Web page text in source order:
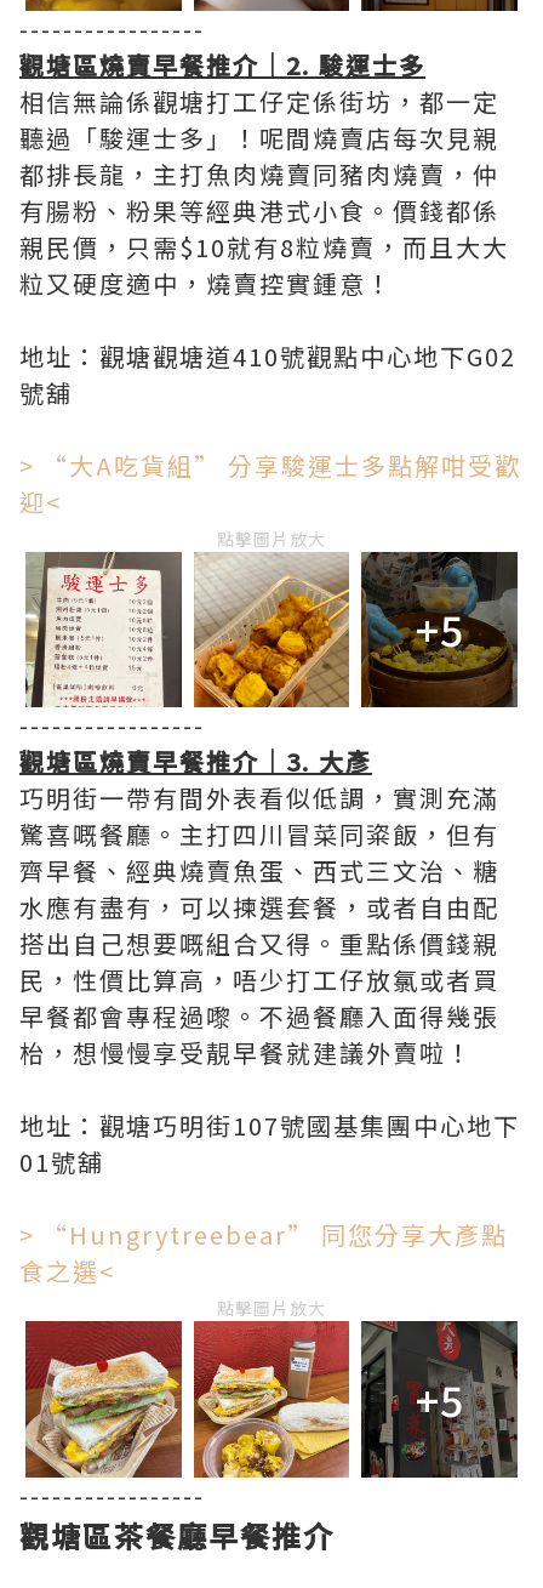
-----------------
觀塘區燒賣早餐推介｜2. 駿運士多
相信無論係觀塘打工仔定係街坊，都一定
聽過「駿運士多」！呢間燒賣店每次見親
都排長龍，主打魚肉燒賣同豬肉燒賣，仲
有腸粉、粉果等經典港式小食。價錢都係
親民價，只需$10就有8粒燒賣，而且大大
粒又硬度適中，燒賣控實鍾意！
地址：觀塘觀塘道410號觀點中心地下G02
號舖
> “大A吃貨組” 分享駿運士多點解咁受歡
迎<
點擊圖片放大
+5
-----------------
觀塘區燒賣早餐推介｜3. 大彥
巧明街一帶有間外表看似低調，實測充滿
驚喜嘅餐廳。主打四川冒菜同粢飯，但有
齊早餐、經典燒賣魚蛋、西式三文治、糖
水應有盡有，可以揀選套餐，或者自由配
搭出自己想要嘅組合又得。重點係價錢親
民，性價比算高，唔少打工仔放氯或者買
早餐都會專程過嚟。不過餐廳入面得幾張
枱，想慢慢享受靚早餐就建議外賣啦！
地址：觀塘巧明街107號國基集團中心地下
01號舖
> “Hungrytreebear” 同您分享大彥點
食之選<
點擊圖片放大
+5
-----------------
觀塘區茶餐廳早餐推介